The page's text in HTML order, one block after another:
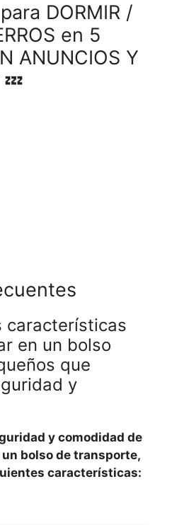
DORMIR /
en 5
ANUNCIOS Y
características
en un bolso
que
y
y comodidad de
bolso de transporte,
características: